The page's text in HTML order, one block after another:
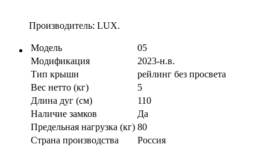
Производитель: LUX.
Модель
05
Модификация
2023-н.в.
Тип крыши
рейлинг без просвета
Вес нетто (кг)
5
Длина дуг (см)
110
Наличие замков
Да
Предельная нагрузка (кг) 80
Страна производства
Россия